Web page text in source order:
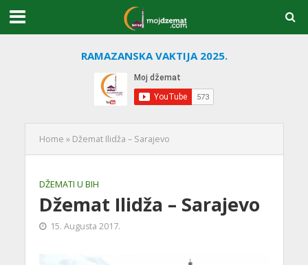
RAMAZANSKA VAKTIJA 2025.
Home » Džemat Ilidža – Sarajevo
DŽEMATI U BIH
Džemat Ilidža – Sarajevo
15. Augusta 2017.